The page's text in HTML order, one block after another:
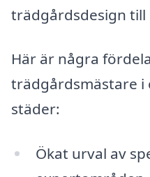
trädgårdsdesign till
Här är några
trädgårdsmästare
städer:
Ökat urval av